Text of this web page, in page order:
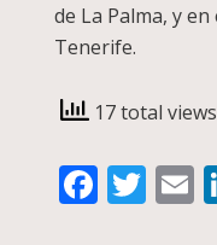
de La Palma, y
Tenerife.
17 total views